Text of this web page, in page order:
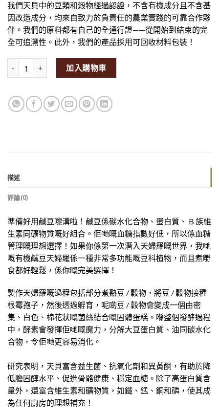
我們天貝中的豆類和穀物經過認證，不含有機成分且不含基
因改造成分，均來自致力於負責任的農業實踐的可靠合作夥
伴。我們的原料都有自己的全通行證——從開始到結束的完
全可追溯性。此外，我們的產品採用可回收材料包裝！
FERM Fresh Organic Chickpea Tempeh 500g量
加入購物車
描述
評論(0)
準備好用鹹豆嚟溝啦！鹹豆係碳水化合物、蛋白質、 B 族維
生素同礦物質嘅好組合。佢哋嘅血糖指數好低，所以係血糖
管理嘅理想選擇！如果你係第一次潛入天婦羅嘅世界，我哋
嘅有機鹹豆天婦羅係一種非常多功能嘅豆科植物，而且煮嘢
食都好輕鬆，係你嘅完美選擇！
製作天婦羅嘅過程包括部分煮熟豆 / 穀物，將豆 / 穀物接種
根霉孢子，然後透過孵育，呢啲豆 / 穀物會變成一個由密
集、白色、棉花狀嘅菌絲結合嘅固體蛋糕。喺整個發酵過程
中，酵素會發揮佢哋嘅魔力，分解大豆蛋白質、油同碳水化
合物，令佢哋更容易消化。
研究表明，天貝富含益生菌、抗氧化劑和異黃酮，有助於降
低膽固醇水平、促進骨骼健康、穩定血糖。除了高蛋白質含
量外，還富含維生素和礦物質，如鐵、錳、銅和磷，使其成
為任何廚房的理想補充！